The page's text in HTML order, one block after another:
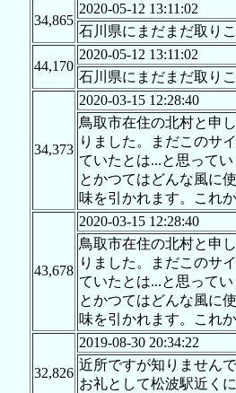
34,865
2020-05-12 13:11:02
石川県にまだまだ取り
44,170
2020-05-12 13:11:02
石川県にまだまだ取り
34,373
2020-03-15 12:28:40
鳥取市在住の北村と申
りました。まだこのサ
ていたとは...と思って
とかつてはどんな風に
味を引かれます。これ
43,678
2020-03-15 12:28:40
鳥取市在住の北村と申
りました。まだこのサ
ていたとは...と思って
とかつてはどんな風に
味を引かれます。これ
32,826
2019-08-30 20:34:22
近所ですが知りません
お礼として松波駅近く